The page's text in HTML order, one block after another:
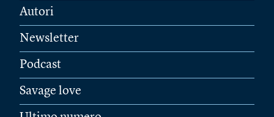
Autori
Newsletter
Podcast
Savage love